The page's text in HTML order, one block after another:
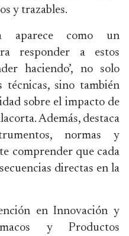
y trazables.
aparece como un
responder a estos
haciendo’, no solo
técnicas, sino también
sobre el impacto de
Además, destaca
normas y
comprender que cada
directas en la
en Innovación y
y Productos